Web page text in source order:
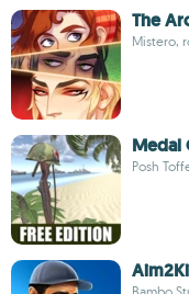
The
Mistero,
Medal
Posh